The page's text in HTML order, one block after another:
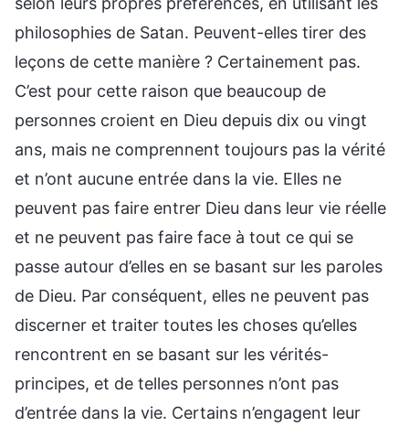
philosophies de Satan. Peuvent-elles tirer des
leçons de cette manière ? Certainement pas.
C’est pour cette raison que beaucoup de
personnes croient en Dieu depuis dix ou vingt
ans, mais ne comprennent toujours pas la vérité
et n’ont aucune entrée dans la vie. Elles ne
peuvent pas faire entrer Dieu dans leur vie réelle
et ne peuvent pas faire face à tout ce qui se
passe autour d’elles en se basant sur les paroles
de Dieu. Par conséquent, elles ne peuvent pas
discerner et traiter toutes les choses qu’elles
rencontrent en se basant sur les vérités-
principes, et de telles personnes n’ont pas
d’entrée dans la vie. Certains n’engagent leur